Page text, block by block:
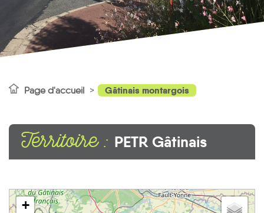
Page d'accueil Gâtinais montargois
Territoire : PETR Gâtinais
+